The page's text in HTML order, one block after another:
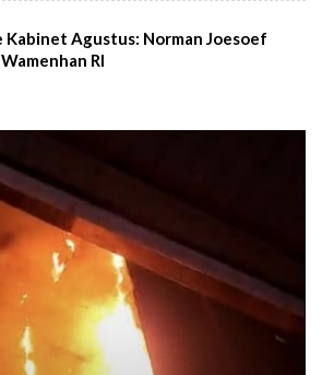
Kabinet Agustus: Norman Joesoef
RI